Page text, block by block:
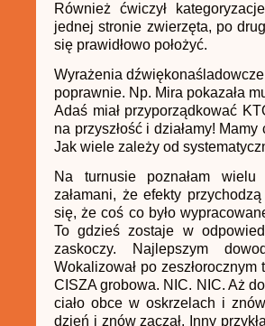
Również ćwiczył
jednej stronie zwierzęta, po
się prawidłowo położyć.
Wyrażenia
poprawnie. Np. Mira pokazała
Adaś miał przyporządkować
na przyszłość i działamy!
Jak wiele zależy od
Na turnusie poznałam
załamani, że efekty
się, że coś co było
To gdzieś zostaje w
zaskoczy. Najlepszym
Wokalizował po
CISZA grobowa. NIC. NIC. Aż
ciało obce w oskrzelach i
dzień i znów zaczął. Inny